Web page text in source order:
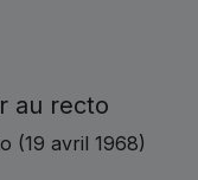
au recto
(19 avril 1968)